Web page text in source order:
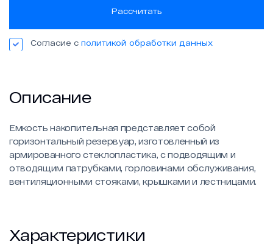
Рассчитать
Согласие с политикой обработки данных
Описание
Емкость накопительная представляет собой
горизонтальный резервуар, изготовленный из
армированного стеклопластика, с подводящим и
отводящим патрубками, горловинами обслуживания,
вентиляционными стояками, крышками и лестницами.
Характеристики